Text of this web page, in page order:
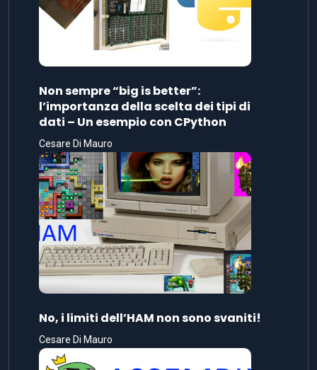
Non sempre “big is better”:
l’importanza della scelta dei tipi di
dati – Un esempio con CPython
Cesare Di Mauro
No, i limiti dell’HAM non sono svaniti!
Cesare Di Mauro